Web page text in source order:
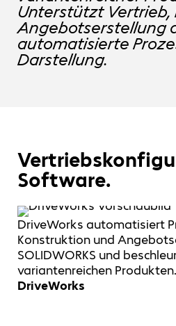
Unterstützt Vertrieb,
Angebotserstellung
automatisierte
Darstellung.
Software.
DriveWorks automatisiert
Konstruktion und
SOLIDWORKS und
variantenreichen Produkten.
DriveWorks